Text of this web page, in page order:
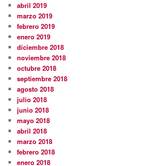
abril 2019
marzo 2019
febrero 2019
enero 2019
diciembre 2018
noviembre 2018
octubre 2018
septiembre 2018
agosto 2018
julio 2018
junio 2018
mayo 2018
abril 2018
marzo 2018
febrero 2018
enero 2018